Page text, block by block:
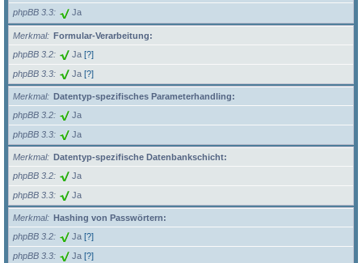
phpBB 3.3 Ja
Merkmal
Formular-Verarbeitung:
phpBB 3.2
Ja [?]
phpBB 3.3 Ja [?]
Merkmal
Datentyp-spezifisches Parameterhandling:
phpBB 3.2
Ja
phpBB 3.3 Ja
Merkmal
Datentyp-spezifische Datenbankschicht:
phpBB 3.2
Ja
phpBB 3.3 Ja
Merkmal
Hashing von Passwörtern:
phpBB 3.2
Ja [?]
phpBB 3.3 Ja [?]